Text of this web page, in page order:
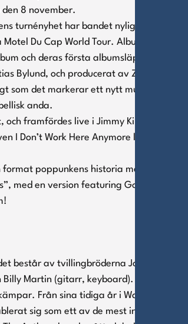
den 8 november.
turnényhet har bandet nyligen avslutat
Du Cap World Tour. Albumet Motel
och deras första albumsläpp på sju år.
Bylund, och producerat av Zakk Cervini
som det markerar ett nytt musikaliskt
anda.
framfördes live i Jimmy Kimmel Live!.
Don’t Work Here Anymore live i The
poppunkens historia med hits som
med en version featuring Good
består av tvillingbröderna Joel Madden
Martin (gitarr, keyboard). Under
Från sina tidiga år i Waldorf,
sig som ett av de mest inflytelserika